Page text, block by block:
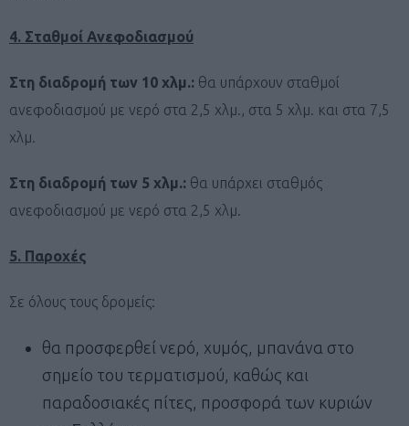
4. Σταθμοί Ανεφοδιασμού
Στη διαδρομή των 10 χλμ.: θα υπάρχουν σταθμοί
ανεφοδιασμού με νερό στα 2,5 χλμ., στα 5 χλμ. και στα 7,5
χλμ.
Στη διαδρομή των 5 χλμ.: θα υπάρχει σταθμός
ανεφοδιασμού με νερό στα 2,5 χλμ.
5. Παροχές
Σε όλους τους δρομείς:
θα προσφερθεί νερό, χυμός, μπανάνα στο
σημείο του τερματισμού, καθώς και
παραδοσιακές πίτες, προσφορά των κυριών